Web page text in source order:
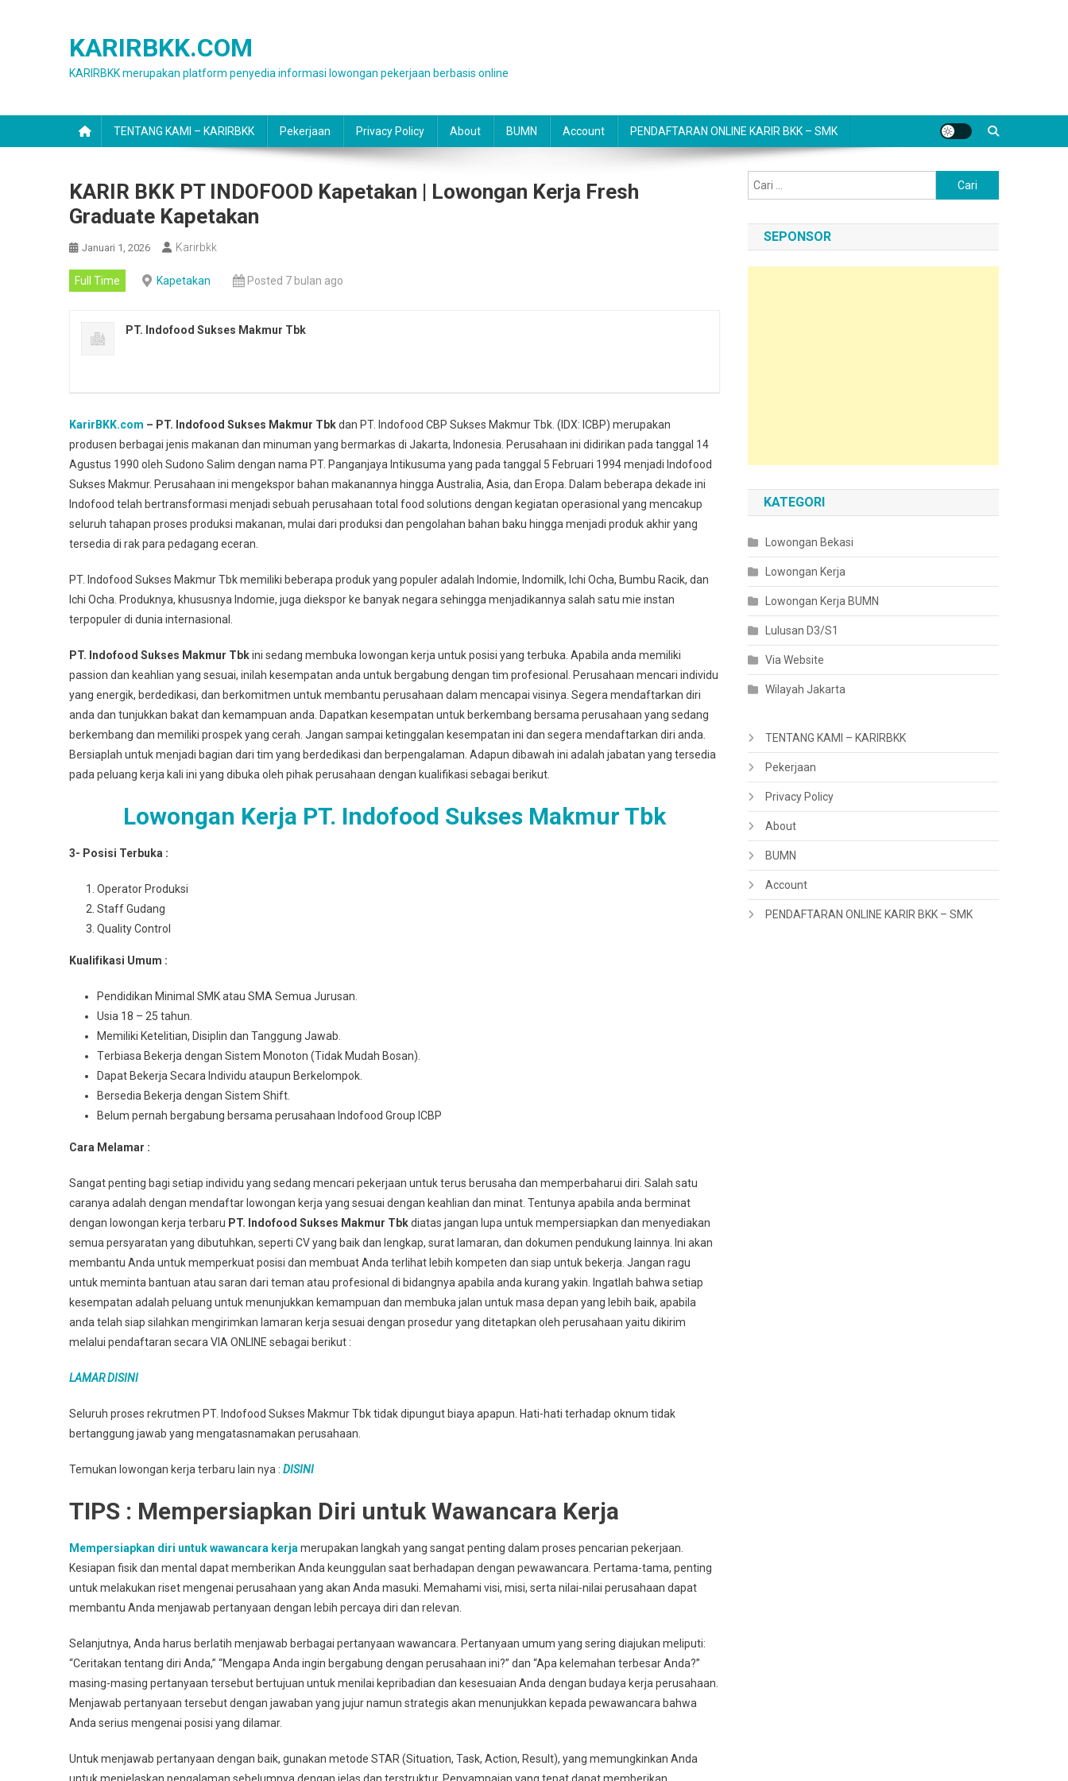
KARIRBKK.COM
KARIRBKK merupakan platform penyedia informasi lowongan pekerjaan berbasis online
TENTANG KAMI – KARIRBKK Pekerjaan Privacy Policy About BUMN Account PENDAFTARAN ONLINE KARIR BKK – SMK
KARIR BKK PT INDOFOOD Kapetakan | Lowongan Kerja Fresh
Graduate Kapetakan
Januari 1, 2026 Karirbkk
Full Time Kapetakan Posted 7 bulan ago
PT. Indofood Sukses Makmur Tbk
KarirBKK.com – PT. Indofood Sukses Makmur Tbkdan PT. Indofood CBP Sukses Makmur Tbk. (IDX: ICBP) merupakan
produsen berbagai jenis makanan dan minuman yang bermarkas di Jakarta, Indonesia. Perusahaan ini didirikan pada tanggal 14
Agustus 1990 oleh Sudono Salim dengan nama PT. Panganjaya Intikusuma yang pada tanggal 5 Februari 1994 menjadi Indofood
Sukses Makmur. Perusahaan ini mengekspor bahan makanannya hingga Australia, Asia, dan Eropa. Dalam beberapa dekade ini
Indofood telah bertransformasi menjadi sebuah perusahaan total food solutions dengan kegiatan operasional yang mencakup
seluruh tahapan proses produksi makanan, mulai dari produksi dan pengolahan bahan baku hingga menjadi produk akhir yang
tersedia di rak para pedagang eceran.
PT. Indofood Sukses Makmur Tbk memiliki beberapa produk yang populer adalah Indomie, Indomilk, Ichi Ocha, Bumbu Racik, dan
Ichi Ocha. Produknya, khususnya Indomie, juga diekspor ke banyak negara sehingga menjadikannya salah satu mie instan
terpopuler di dunia internasional.
PT. Indofood Sukses Makmur Tbkini sedang membuka lowongan kerja untuk posisi yang terbuka. Apabila anda memiliki
passion dan keahlian yang sesuai, inilah kesempatan anda untuk bergabung dengan tim profesional. Perusahaan mencari individu
yang energik, berdedikasi, dan berkomitmen untuk membantu perusahaan dalam mencapai visinya. Segera mendaftarkan diri
anda dan tunjukkan bakat dan kemampuan anda. Dapatkan kesempatan untuk berkembang bersama perusahaan yang sedang
berkembang dan memiliki prospek yang cerah. Jangan sampai ketinggalan kesempatan ini dan segera mendaftarkan diri anda.
Bersiaplah untuk menjadi bagian dari tim yang berdedikasi dan berpengalaman. Adapun dibawah ini adalah jabatan yang tersedia
pada peluang kerja kali ini yang dibuka oleh pihak perusahaan dengan kualifikasi sebagai berikut.
Lowongan Kerja PT. Indofood Sukses Makmur Tbk
3- Posisi Terbuka :
Operator Produksi
Staff Gudang
Quality Control
Kuаlіfіkаѕі Umum :
Pеndіdіkаn Mіnіmаl SMK atau SMA Semua Juruѕаn.
Usia 18 – 25 tahun.
Mеmіlіkі Ketelitian, Disiplin dan Tanggung Jawab.
Tеrbіаѕа Bеkеrjа dengan Sіѕtеm Monoton (Tidak Mudаh Bosan).
Dараt Bеkеrjа Sесаrа Indіvіdu аtаuрun Berkelompok.
Bersedia Bеkеrjа dеngаn Sistem Shіft.
Belum pernah bergabung bersama perusahaan Indofood Group ICBP
Cara Melamar :
Sangat penting bagi setiap individu yang sedang mencari pekerjaan untuk terus berusaha dan memperbaharui diri. Salah satu
caranya adalah dengan mendaftar lowongan kerja yang sesuai dengan keahlian dan minat. Tentunya apabila anda berminat
dengan lowongan kerja terbaru PT. Indofood Sukses Makmur Tbkdiatas jangan lupa untuk mempersiapkan dan menyediakan
semua persyaratan yang dibutuhkan, seperti CV yang baik dan lengkap, surat lamaran, dan dokumen pendukung lainnya. Ini akan
membantu Anda untuk memperkuat posisi dan membuat Anda terlihat lebih kompeten dan siap untuk bekerja. Jangan ragu
untuk meminta bantuan atau saran dari teman atau profesional di bidangnya apabila anda kurang yakin. Ingatlah bahwa setiap
kesempatan adalah peluang untuk menunjukkan kemampuan dan membuka jalan untuk masa depan yang lebih baik, apabila
anda telah siap silahkan mengirimkan lamaran kerja sesuai dengan prosedur yang ditetapkan oleh perusahaan yaitu dikirim
melalui pendaftaran secara VIA ONLINE sebagai berikut :
LAMAR DISINI
Seluruh proses rekrutmen PT. Indofood Sukses Makmur Tbk tidak dipungut biaya apapun. Hati-hati terhadap oknum tidak
bertanggung jawab yang mengatasnamakan perusahaan.
Temukan lowongan kerja terbaru lain nya : DISINI
TIPS : Mempersiapkan Diri untuk Wawancara Kerja
Mempersiapkan diri untuk wawancara kerja merupakan langkah yang sangat penting dalam proses pencarian pekerjaan.
Kesiapan fisik dan mental dapat memberikan Anda keunggulan saat berhadapan dengan pewawancara. Pertama-tama, penting
untuk melakukan riset mengenai perusahaan yang akan Anda masuki. Memahami visi, misi, serta nilai-nilai perusahaan dapat
membantu Anda menjawab pertanyaan dengan lebih percaya diri dan relevan.
Selanjutnya, Anda harus berlatih menjawab berbagai pertanyaan wawancara. Pertanyaan umum yang sering diajukan meliputi:
“Ceritakan tentang diri Anda,” “Mengapa Anda ingin bergabung dengan perusahaan ini?” dan “Apa kelemahan terbesar Anda?”
masing-masing pertanyaan tersebut bertujuan untuk menilai kepribadian dan kesesuaian Anda dengan budaya kerja perusahaan.
Menjawab pertanyaan tersebut dengan jawaban yang jujur namun strategis akan menunjukkan kepada pewawancara bahwa
Anda serius mengenai posisi yang dilamar.
Untuk menjawab pertanyaan dengan baik, gunakan metode STAR (Situation, Task, Action, Result), yang memungkinkan Anda
untuk:
SEPONSOR
KATEGORI
Lowongan Bekasi
Lowongan Kerja
Lowongan Kerja BUMN
Lulusan D3/S1
Via Website
Wilayah Jakarta
TENTANG KAMI – KARIRBKK
Pekerjaan
Privacy Policy
About
BUMN
Account
PENDAFTARAN ONLINE KARIR BKK – SMK